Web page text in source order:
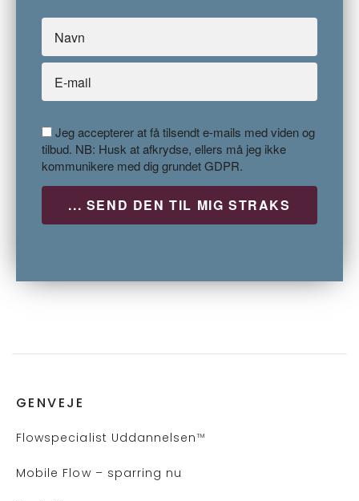
Jeg accepterer at få tilsendt e-mails med viden og
tilbud. NB: Husk at afkrydse, ellers må jeg ikke
kommunikere med dig grundet GDPR.
GENVEJE
Flowspecialist Uddannelsen™
Mobile Flow – sparring nu